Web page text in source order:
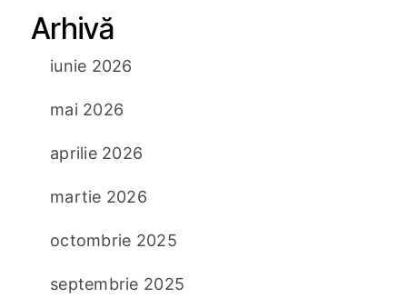
Arhivă
iunie 2026
mai 2026
aprilie 2026
martie 2026
octombrie 2025
septembrie 2025